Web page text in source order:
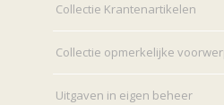
Collectie Krantenartikelen
Collectie opmerkelijke
Uitgaven in eigen beheer